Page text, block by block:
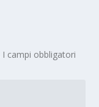
I campi obbligatori